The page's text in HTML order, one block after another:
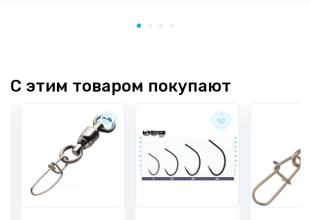
С этим товаром покупают